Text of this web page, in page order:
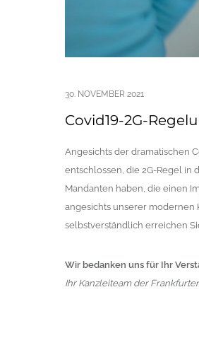
30. NOVEMBER 2021
Covid19-2G-
Angesichts der dramatischen
entschlossen, die 2G-Regel in
Mandanten haben, die einen
angesichts unserer
selbstverständlich erreichen
Wir bedanken uns für Ihr
Ihr Kanzleiteam der